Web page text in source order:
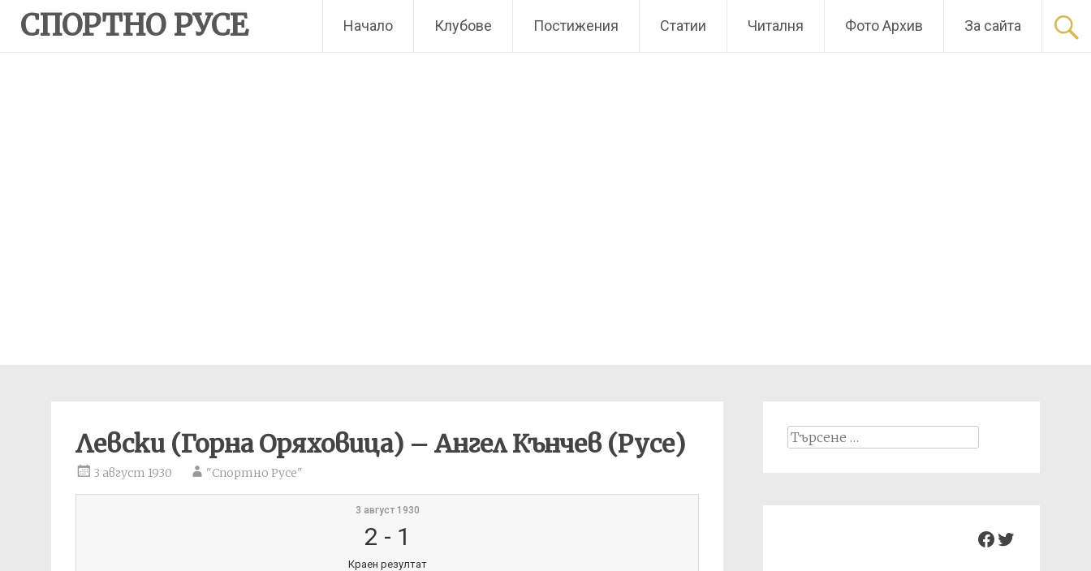
content
СПОРТНО РУСЕ Начало Клубове Постижения Статии Читалня Фото Архив За сайта
Левски (Горна Оряховица) – Ангел Кънчев (Русе)
3 август 1930 "Спортно Русе"
3 август 1930
2 - 1
Краен резултат
Search
Facebook
Twitter